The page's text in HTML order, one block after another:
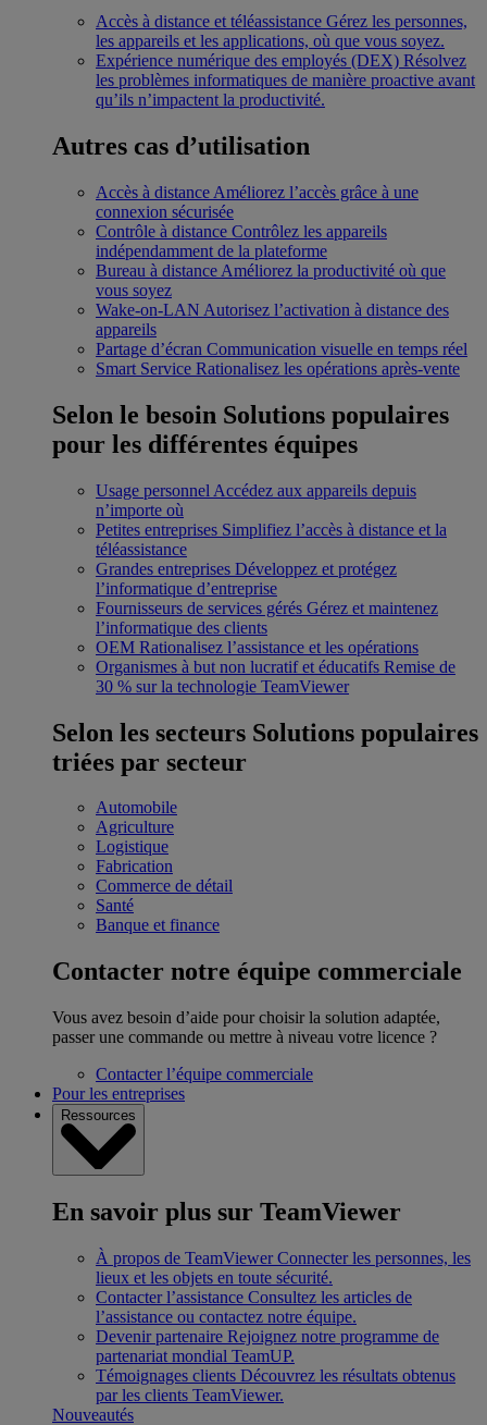
Accès à distance et téléassistance Gérez les personnes,
les appareils et les applications, où que vous soyez.
Expérience numérique des employés (DEX) Résolvez
les problèmes informatiques de manière proactive avant
qu’ils n’impactent la productivité.
Autres cas d’utilisation
Accès à distance Améliorez l’accès grâce à une
connexion sécurisée
Contrôle à distance Contrôlez les appareils
indépendamment de la plateforme
Bureau à distance Améliorez la productivité où que
vous soyez
Wake-on-LAN Autorisez l’activation à distance des
appareils
Partage d’écran Communication visuelle en temps réel
Smart Service Rationalisez les opérations après-vente
Selon le besoin Solutions populaires
pour les différentes équipes
Usage personnel Accédez aux appareils depuis
n’importe où
Petites entreprises Simplifiez l’accès à distance et la
téléassistance
Grandes entreprises Développez et protégez
l’informatique d’entreprise
Fournisseurs de services gérés Gérez et maintenez
l’informatique des clients
OEM Rationalisez l’assistance et les opérations
Organismes à but non lucratif et éducatifs Remise de
30 % sur la technologie TeamViewer
Selon les secteurs Solutions populaires
triées par secteur
Automobile
Agriculture
Logistique
Fabrication
Commerce de détail
Santé
Banque et finance
Contacter notre équipe commerciale
Vous avez besoin d’aide pour choisir la solution adaptée,
passer une commande ou mettre à niveau votre licence ?
Contacter l’équipe commerciale
Pour les entreprises
Ressources
En savoir plus sur TeamViewer
À propos de TeamViewer Connecter les personnes, les
lieux et les objets en toute sécurité.
Contacter l’assistance Consultez les articles de
l’assistance ou contactez notre équipe.
Devenir partenaire Rejoignez notre programme de
partenariat mondial TeamUP.
Témoignages clients Découvrez les résultats obtenus
par les clients TeamViewer.
Nouveautés